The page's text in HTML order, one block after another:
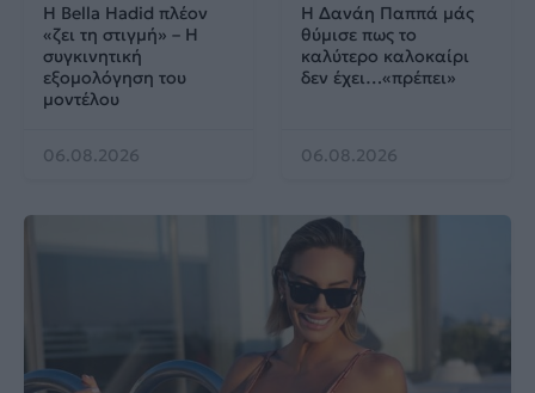
Η Bella Hadid πλέον
«ζει τη στιγμή» – Η
συγκινητική
εξομολόγηση του
μοντέλου
06.08.2026
Η Δανάη Παππά μάς
θύμισε πως το
καλύτερο καλοκαίρι
δεν έχει…«πρέπει»
06.08.2026